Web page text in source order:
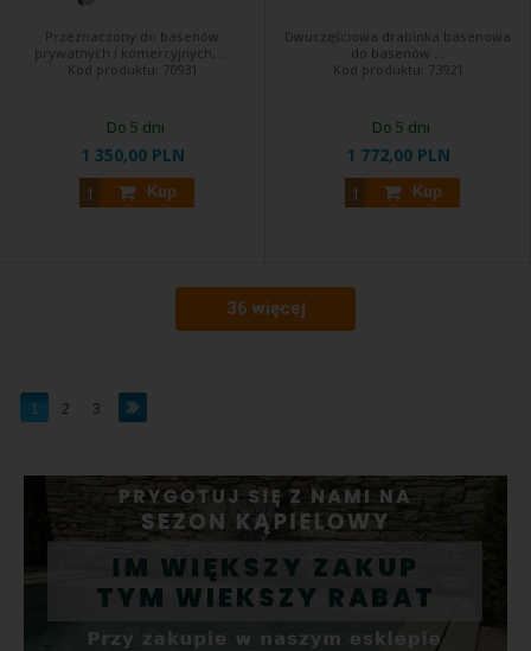
Przeznaczony do basenów
prywatnych i komercyjnych, ...
Kod produktu: 70931
1 350,00 PLN
Kup
Do 5 dni
Dwuczęściowa drabinka basenowa
do basenów ...
Kod produktu: 73921
1 772,00 PLN
Kup
Do 5 dni
36 więcej
1 2 3